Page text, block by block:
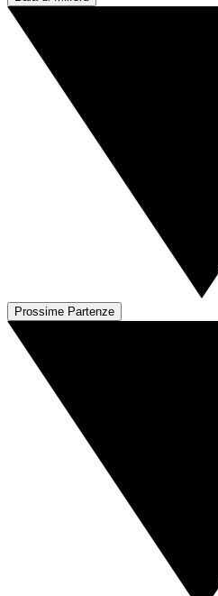
Prossime Partenze